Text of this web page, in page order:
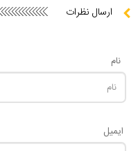
ارسال نظرات
نام
ایمیل